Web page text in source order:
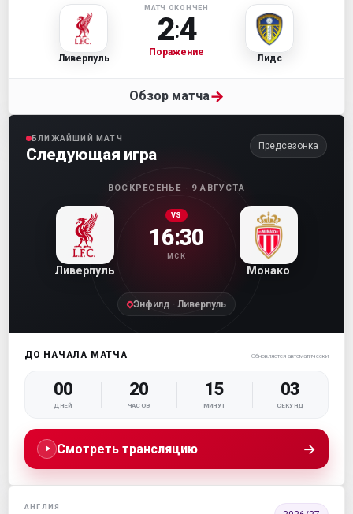
Ливерпуль
МАТЧ ОКОНЧЕН
2:4
Поражение
Лидс
Обзор матча→
БЛИЖАЙШИЙ МАТЧ
Следующая игра Предсезонка
ВОСКРЕСЕНЬЕ · 9 АВГУСТА
Ливерпуль
VS
16:30
МСК
Монако
Энфилд · Ливерпуль
ДО НАЧАЛА МАТЧА Обновляется автоматически
00
ДНЕЙ
20
ЧАСОВ
15
МИНУТ
01
СЕКУНД
Смотреть трансляцию →
АНГЛИЯ